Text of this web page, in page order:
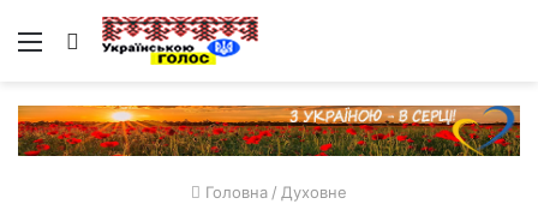
Меню Пошук
Головна / Духовне